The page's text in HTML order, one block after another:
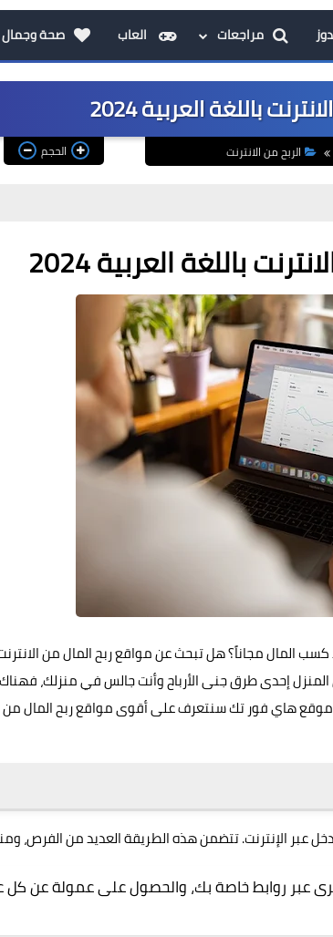
مراجعات العاب صحة وجمال
الربح من الانترنت الحجم
كسب المال مجاناً؟ هل تبحث عن مواقع ربح المال من
إحدى طرق جنى الأرباح وأنت جالس في منزلك،
موقع هاي فور تكسنتعرف على أقوى مواقع ربح المال من
عبر الإنترنت. تتضمن هذه الطريقة العديد من الفرص،
عبر روابط خاصة بك، والحصول على عمولة عن كل